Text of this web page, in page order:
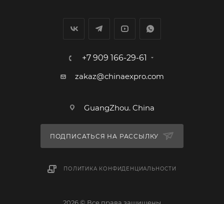
+7 909 166-29-61
zakaz@chinaexpro.com
GuangZhou. China
ПОДПИСАТЬСЯ НА РАССЫЛКУ
ПОЛИТИКА КОНФИДЕНЦИАЛЬНОСТИ